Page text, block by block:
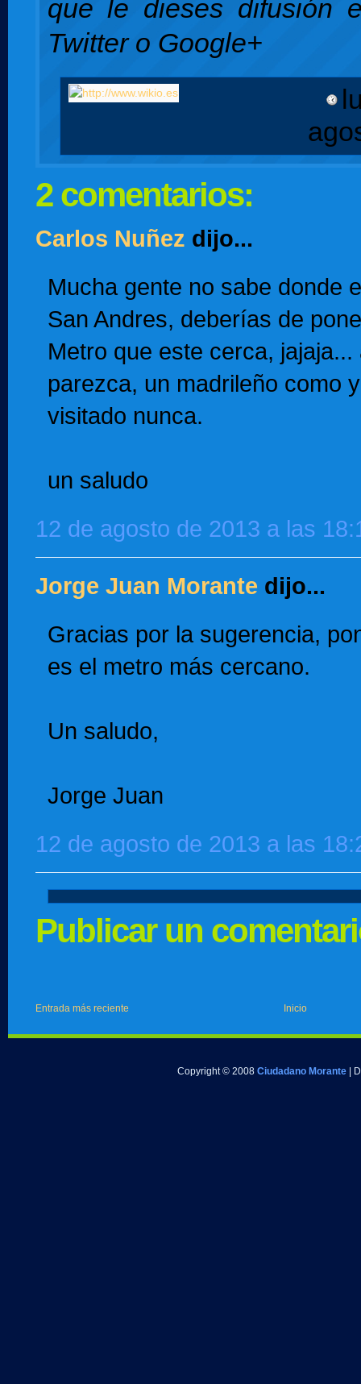
que le dieses difusión
Twitter o Google+
2 comentarios:
Carlos Nuñez dijo...
Mucha gente no sabe donde
San Andres, deberías de
Metro que este cerca,
parezca, un madrileño como
visitado nunca.
un saludo
12 de agosto de 2013 a las
Jorge Juan Morante dijo...
Gracias por la sugerencia,
es el metro más cercano.
Un saludo,
Jorge Juan
12 de agosto de 2013 a las
Publicar un
Entrada más reciente Inicio
Copyright © 2008 Ciudadano Morante |